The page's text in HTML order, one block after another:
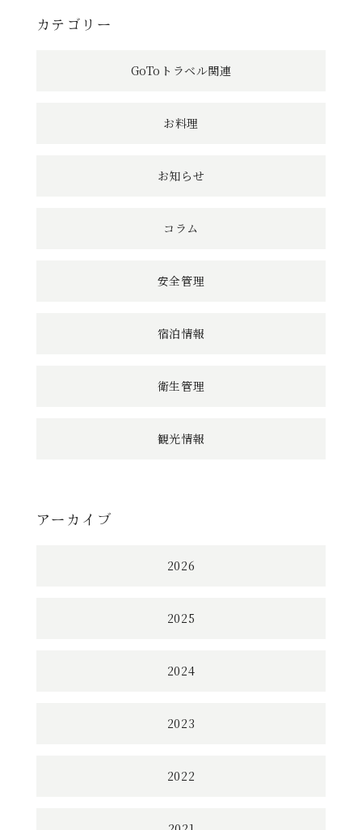
へ
カテゴリー
GoToトラベル関連
お料理
お知らせ
コラム
安全管理
宿泊情報
衛生管理
観光情報
アーカイブ
2026
2025
2024
2023
2022